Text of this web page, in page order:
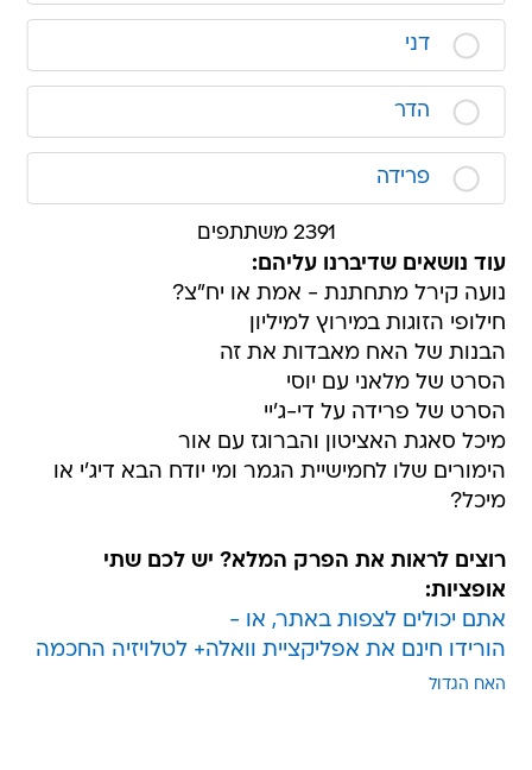
דני
הדר
פרידה
2391 משתתפים
עוד נושאים שדיברנו עליהם:
נועה קירל מתחתנת - אמת או יח"צ?
חילופי הזוגות במירוץ למיליון
הבנות של האח מאבדות את זה
הסרט של מלאני עם יוסי
הסרט של פרידה על די-ג'יי
מיכל סאגת האציטון והברוגז עם אור
הימורים שלו לחמישיית הגמר ומי יודח הבא דיג'י או
מיכל?
רוצים לראות את הפרק המלא? יש לכם שתי
אופציות:
אתם יכולים לצפות באתר, או -
הורידו חינם את אפליקציית וואלה+ לטלויזיה החכמה
האח הגדול